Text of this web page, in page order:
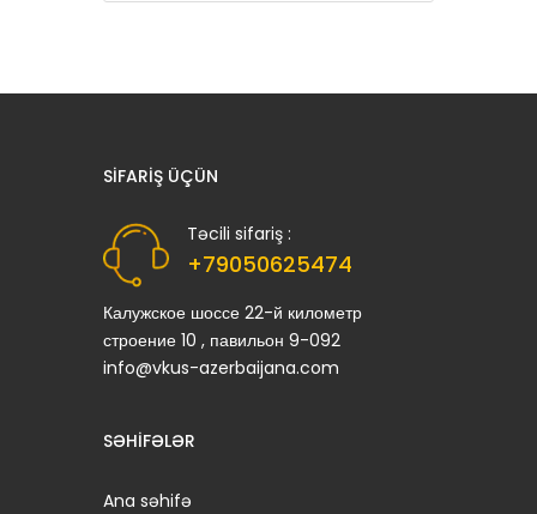
SIFARIŞ ÜÇÜN
Təcili sifariş :
+79050625474
Калужское шоссе 22-й километр
строение 10 , павильон 9-092
info@vkus-azerbaijana.com
SƏHIFƏLƏR
Ana səhifə